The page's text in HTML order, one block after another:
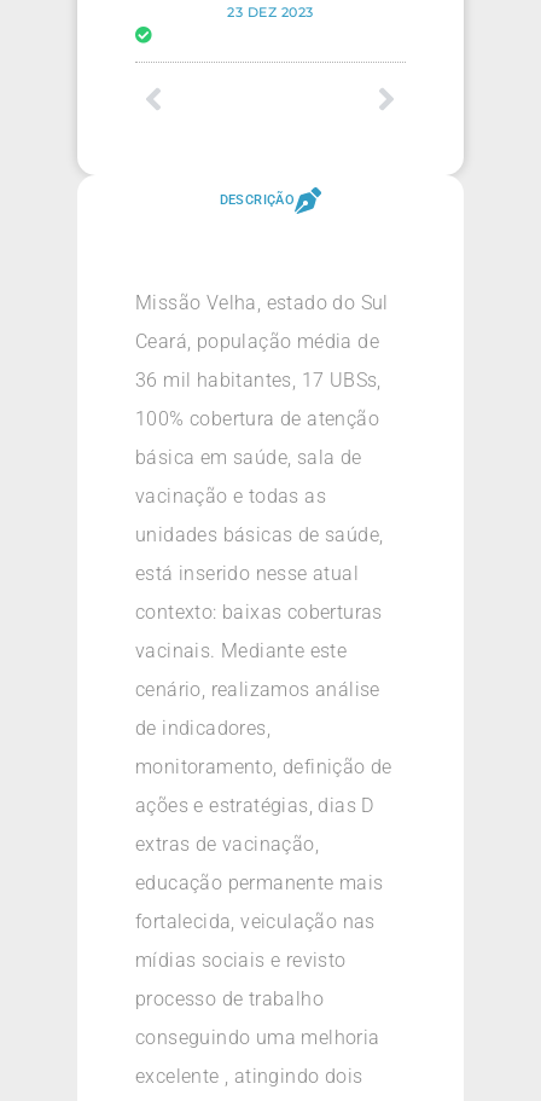
23 DEZ 2023
DESCRIÇÃO
Missão Velha, estado do Sul
Ceará, população média de
36 mil habitantes, 17 UBSs,
100% cobertura de atenção
básica em saúde, sala de
vacinação e todas as
unidades básicas de saúde,
está inserido nesse atual
contexto: baixas coberturas
vacinais. Mediante este
cenário, realizamos análise
de indicadores,
monitoramento, definição de
ações e estratégias, dias D
extras de vacinação,
educação permanente mais
fortalecida, veiculação nas
mídias sociais e revisto
processo de trabalho
conseguindo uma melhoria
excelente , atingindo dois